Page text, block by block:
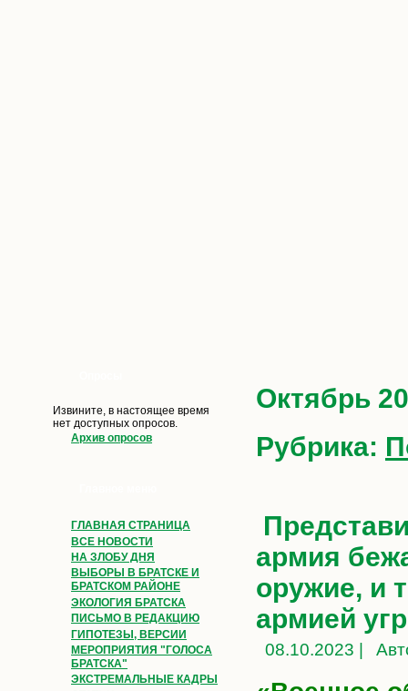
Извините, в настоящее время
нет доступных опросов.
Архив опросов
ГЛАВНАЯ СТРАНИЦА
ВСЕ НОВОСТИ
НА ЗЛОБУ ДНЯ
ВЫБОРЫ В БРАТСКЕ И
БРАТСКОМ РАЙОНЕ
ЭКОЛОГИЯ БРАТСКА
ПИСЬМО В РЕДАКЦИЮ
ГИПОТЕЗЫ, ВЕРСИИ
МЕРОПРИЯТИЯ "ГОЛОСА
БРАТСКА"
ЭКСТРЕМАЛЬНЫЕ КАДРЫ
Октябрь
Рубрика:
армия
оружие, и
армией
08.10.2023 |